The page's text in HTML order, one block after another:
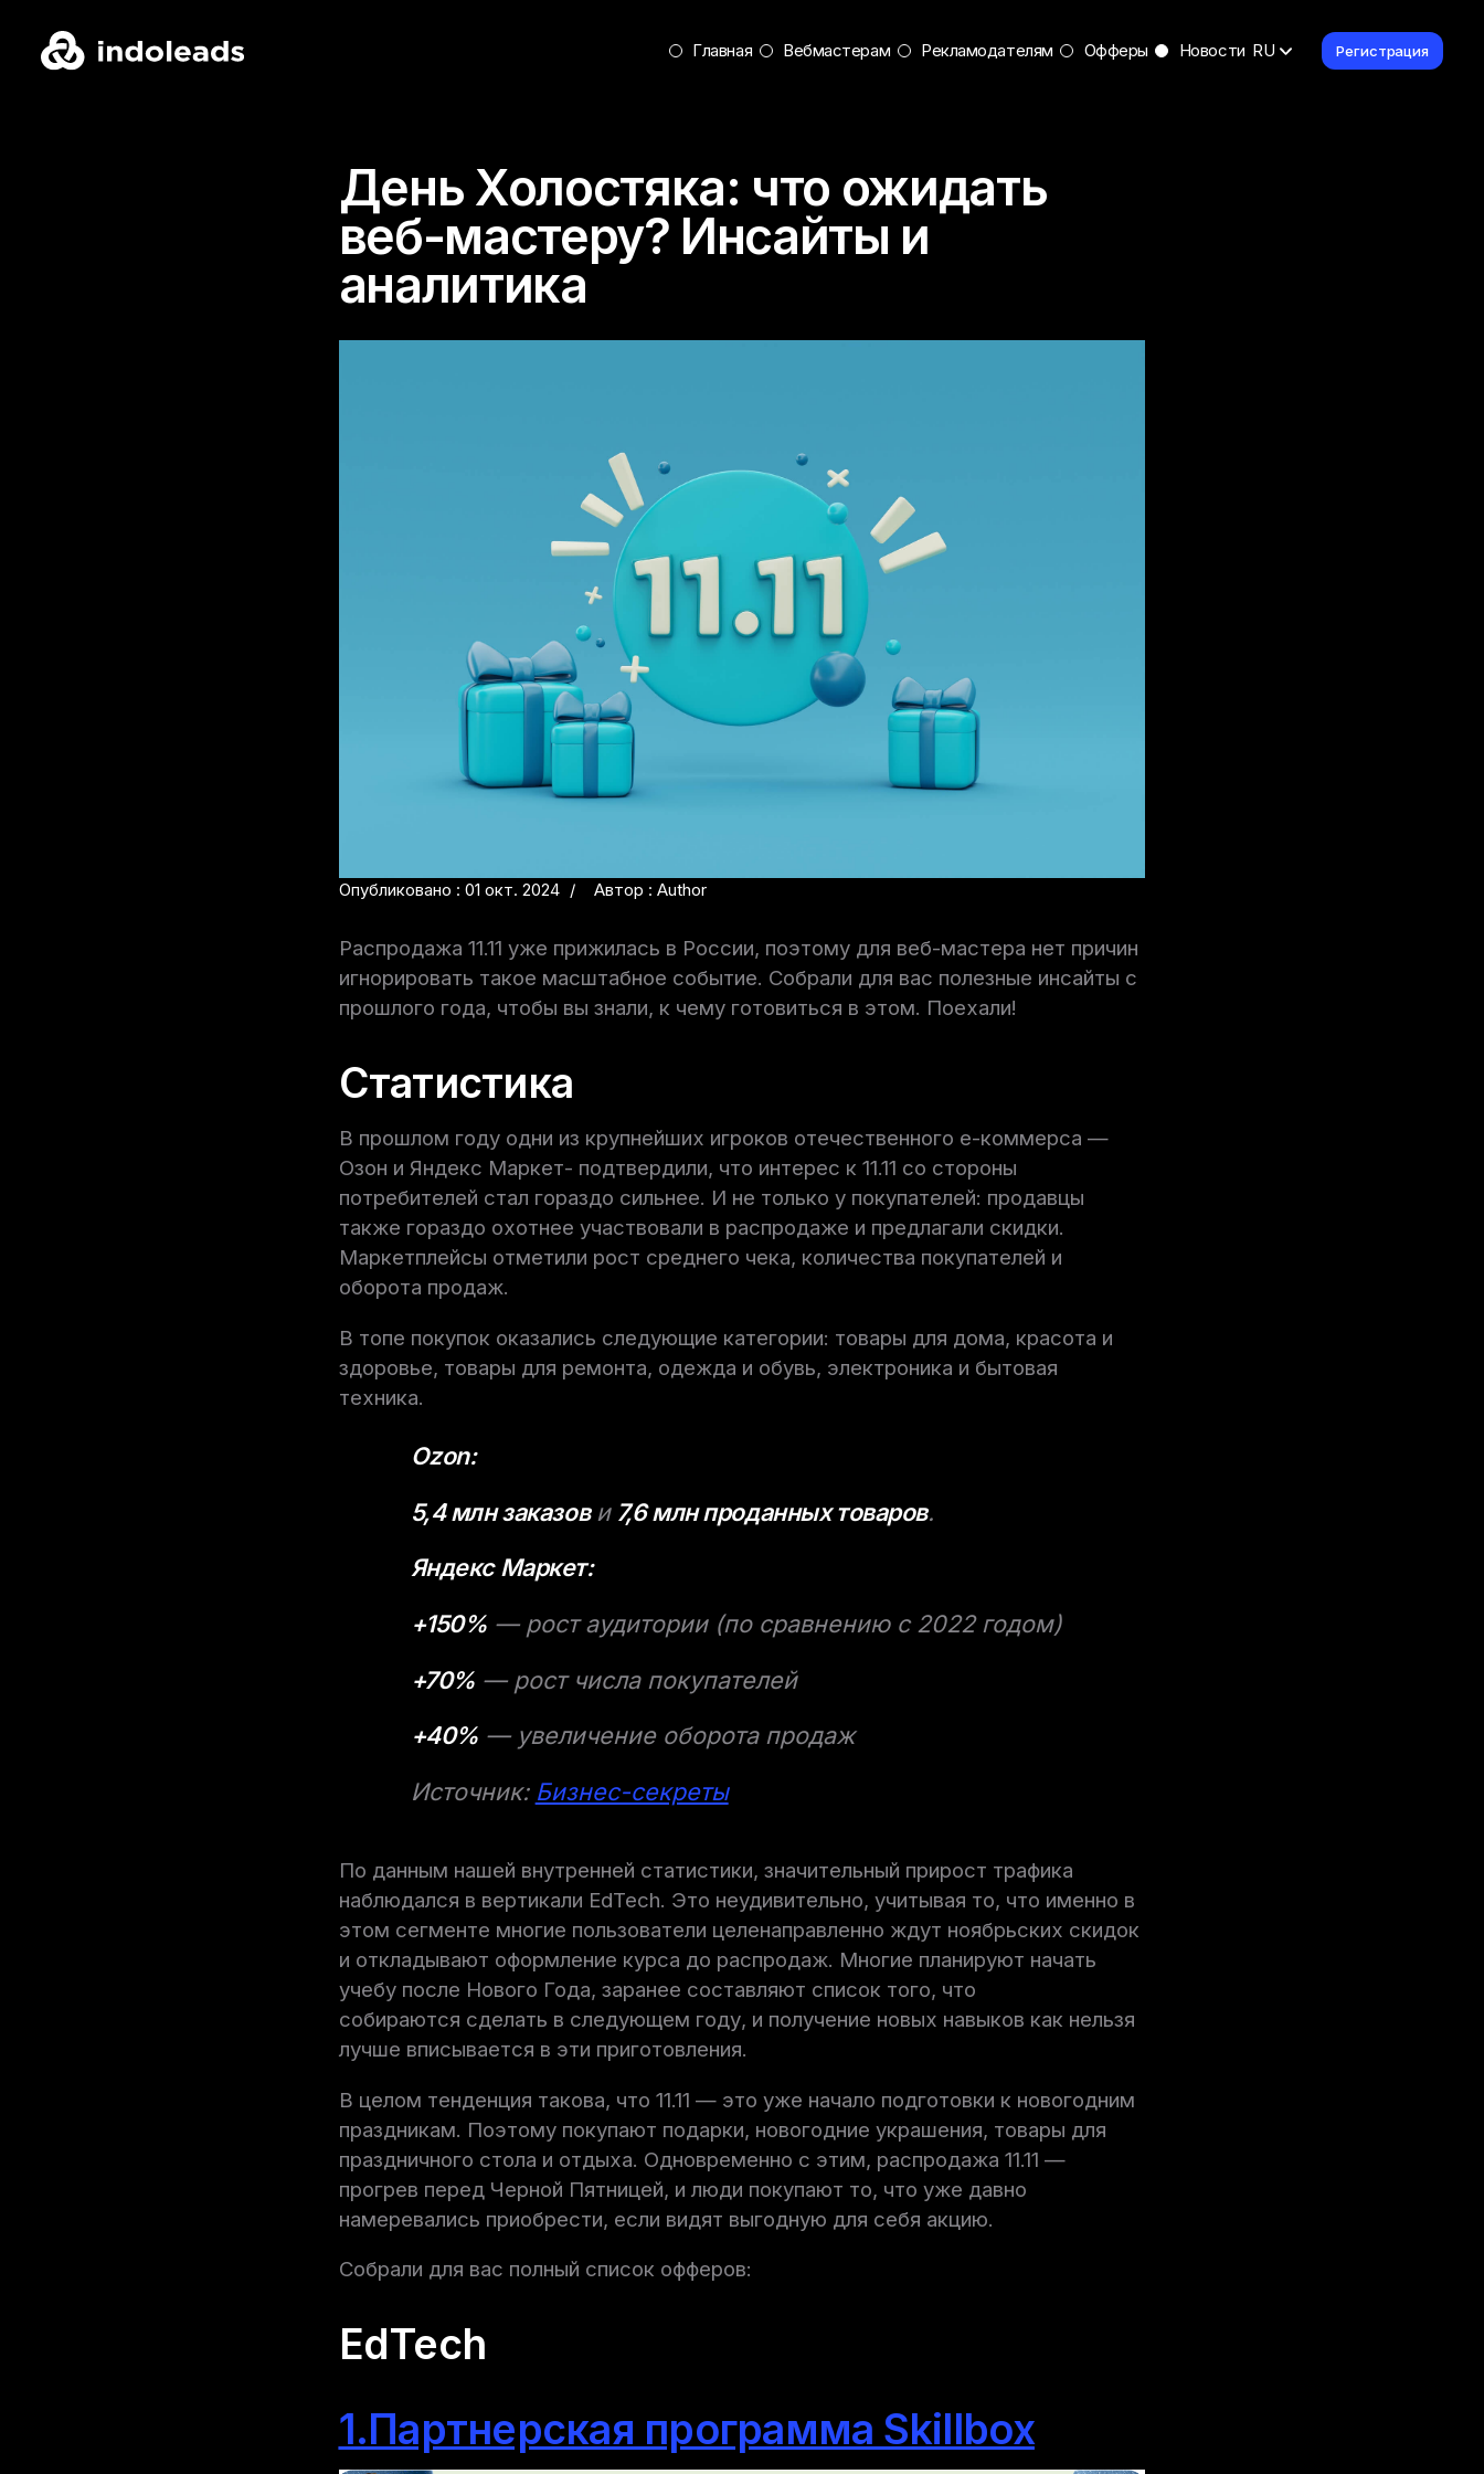
Главная Вебмастерам Рекламодателям Офферы Новости RU Регистрация
День Холостяка: что ожидать
веб-мастеру? Инсайты и
аналитика
Опубликовано : 01 окт. 2024 Автор : Author
Распродажа 11.11 уже прижилась в России, поэтому для веб-мастера нет причин
игнорировать такое масштабное событие. Собрали для вас полезные инсайты с
прошлого года, чтобы вы знали, к чему готовиться в этом. Поехали!
Статистика
В прошлом году одни из крупнейших игроков отечественного е-коммерса —
Озон и Яндекс Маркет- подтвердили, что интерес к 11.11 со стороны
потребителей стал гораздо сильнее. И не только у покупателей: продавцы
также гораздо охотнее участвовали в распродаже и предлагали скидки.
Маркетплейсы отметили рост среднего чека, количества покупателей и
оборота продаж.
В топе покупок оказались следующие категории: товары для дома, красота и
здоровье, товары для ремонта, одежда и обувь, электроника и бытовая
техника.
Ozon:
5,4 млн заказови7,6 млн проданных товаров.
Яндекс Маркет:
+150% — рост аудитории (по сравнению с 2022 годом)
+70% — рост числа покупателей
+40% — увеличение оборота продаж
Источник: Бизнес-секреты
По данным нашей внутренней статистики, значительный прирост трафика
наблюдался в вертикали EdTech. Это неудивительно, учитывая то, что именно в
этом сегменте многие пользователи целенаправленно ждут ноябрьских скидок
и откладывают оформление курса до распродаж. Многие планируют начать
учебу после Нового Года, заранее составляют список того, что
собираются сделать в следующем году, и получение новых навыков как нельзя
лучше вписывается в эти приготовления.
В целом тенденция такова, что 11.11 — это уже начало подготовки к новогодним
праздникам. Поэтому покупают подарки, новогодние украшения, товары для
праздничного стола и отдыха. Одновременно с этим, распродажа 11.11 —
прогрев перед Черной Пятницей, и люди покупают то, что уже давно
намеревались приобрести, если видят выгодную для себя акцию.
Собрали для вас полный список офферов:
EdTech
1.Партнерская программа Skillbox